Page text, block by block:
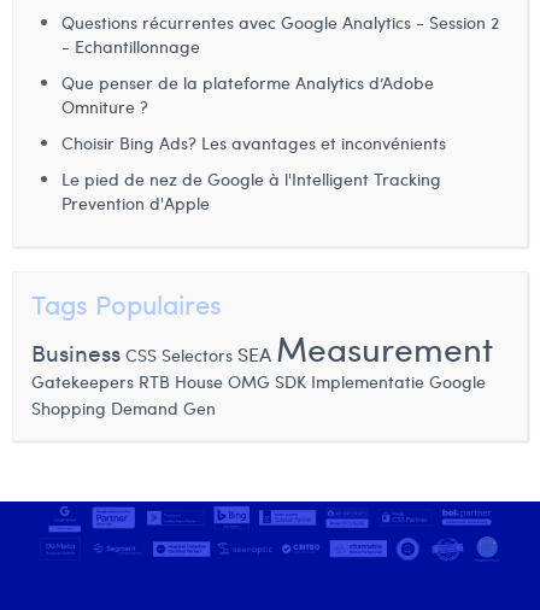
Laura Rooseleer
Laura Verhelst
Lena Pignoloni
Leonard Dierickx
Lisa Protin
Lotte Vranckx
Manon Houppertz
Questions récurrentes avec Google Analytics - Session 2
- Echantillonnage
Que penser de la plateforme Analytics d’Adobe
Omniture ?
Choisir Bing Ads? Les avantages et inconvénients
Le pied de nez de Google à l'Intelligent Tracking
Prevention d'Apple
Tags Populaires
Business CSS Selectors SEA Measurement
Gatekeepers RTB House OMG SDK Implementatie Google
Shopping Demand Gen